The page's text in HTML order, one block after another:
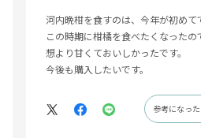
河内晩柑を食すのは、今年が初めて
この時期に柑橘を食べたくなった
想より甘くておいしかったです。
今後も購入したいです。
参考になった